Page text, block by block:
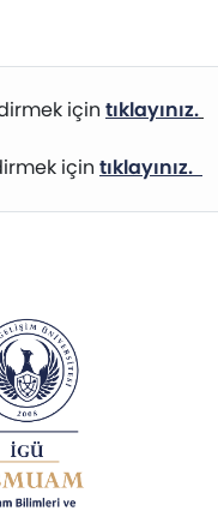
için tıklayınız.
için tıklayınız.